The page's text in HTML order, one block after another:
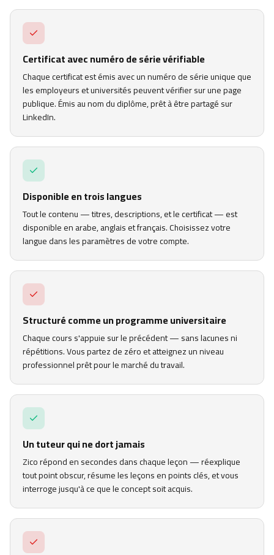
Certificat avec numéro de série vérifiable
Chaque certificat est émis avec un numéro de série unique que
les employeurs et universités peuvent vérifier sur une page
publique. Émis au nom du diplôme, prêt à être partagé sur
LinkedIn.
Disponible en trois langues
Tout le contenu — titres, descriptions, et le certificat — est
disponible en arabe, anglais et français. Choisissez votre
langue dans les paramètres de votre compte.
Structuré comme un programme universitaire
Chaque cours s'appuie sur le précédent — sans lacunes ni
répétitions. Vous partez de zéro et atteignez un niveau
professionnel prêt pour le marché du travail.
Un tuteur qui ne dort jamais
Zico répond en secondes dans chaque leçon — réexplique
tout point obscur, résume les leçons en points clés, et vous
interroge jusqu'à ce que le concept soit acquis.